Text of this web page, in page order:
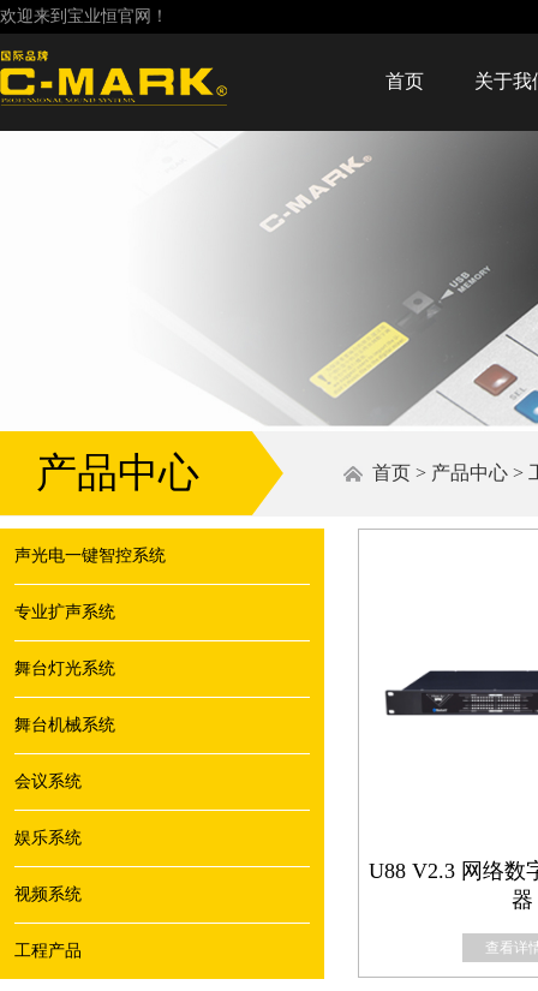
欢迎来到宝业恒官网！
首页 关于我
产品中心 首页 > 产品中心 >
声光电一键智控系统
专业扩声系统
舞台灯光系统
舞台机械系统
会议系统
娱乐系统
视频系统
工程产品
U88 V2.3 网络数
器
查看详